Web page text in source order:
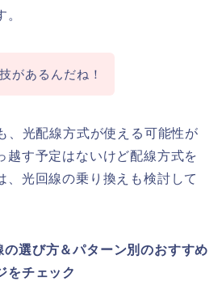
。
があるんだね！
、光配線方式が使える可能性が
越す予定はないけど配線方式を
、光回線の乗り換えも検討して
の選び方＆パターン別のおすすめ
をチェック